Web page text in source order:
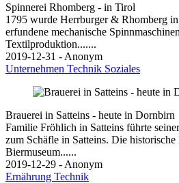
Spinnerei Rhomberg - in Tirol
1795 wurde Herrburger & Rhomberg
erfundene mechanische
Textilproduktion.......
2019-12-31 - Anonym
Unternehmen Technik Soziales
Brauerei in Satteins - heute in Dornbirn
Familie Fröhlich in Satteins führte
zum Schäfle in Satteins. Die
Biermuseum......
2019-12-29 - Anonym
Ernährung Technik